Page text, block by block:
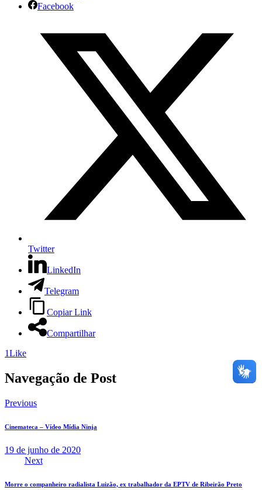
Facebook
Twitter
LinkedIn
Telegram
Copiar Link
Compartilhar
1Like
Navegação de Post
Previous
Cinemateca – Vídeo Mídia Ninja
19 de junho de 2020
Next
Morre o companheiro radialista Luizão, ex trabalhador da EPTV de Ribeirão Preto